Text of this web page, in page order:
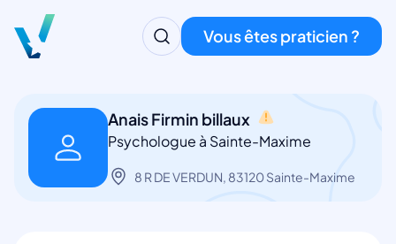
Vous êtes praticien ?
Anais Firmin billaux
Psychologue à Sainte-Maxime
8 R DE VERDUN, 83120 Sainte-Maxime